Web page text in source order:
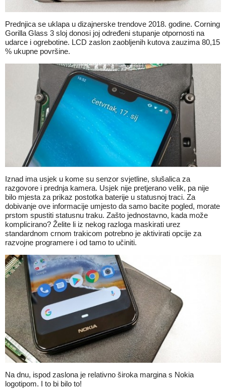
Prednjica se uklapa u dizajnerske trendove 2018. godine. Corning
Gorilla Glass 3 sloj donosi joj određeni stupanje otpornosti na
udarce i ogrebotine. LCD zaslon zaobljenih kutova zauzima 80,15
% ukupne površine.
Iznad ima usjek u kome su senzor svjetline, slušalica za
razgovore i prednja kamera. Usjek nije pretjerano velik, pa nije
bilo mjesta za prikaz postotka baterije u statusnoj traci. Za
dobivanje ove informacije umjesto da samo bacite pogled, morate
prstom spustiti statusnu traku. Zašto jednostavno, kada može
komplicirano? Želite li iz nekog razloga maskirati urez
standardnom crnom trakicom potrebno je aktivirati opcije za
razvojne programere i od tamo to učiniti.
Na dnu, ispod zaslona je relativno široka margina s Nokia
logotipom. I to bi bilo to!